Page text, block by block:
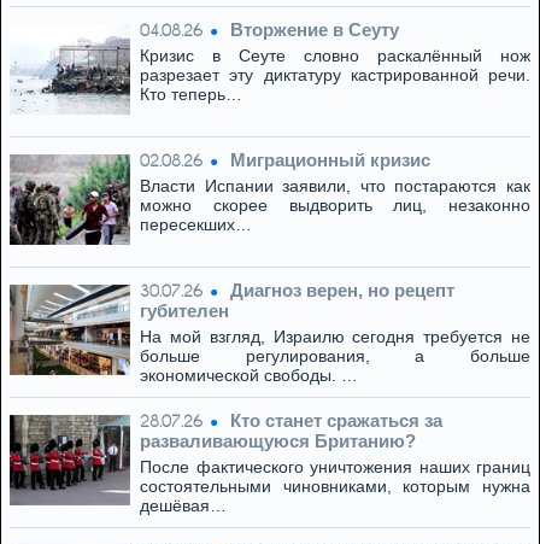
04.08.26 Вторжение в Сеуту
Кризис в Сеуте словно раскалённый нож
разрезает эту диктатуру кастрированной речи.
Кто теперь…
02.08.26 Миграционный кризис
Власти Испании заявили, что постараются как
можно скорее выдворить лиц, незаконно
пересекших…
30.07.26
Диагноз верен, но рецепт
губителен
На мой взгляд, Израилю сегодня требуется не
больше регулирования, а больше
экономической свободы. …
28.07.26
Кто станет сражаться за
разваливающуюся Британию?
После фактического уничтожения наших границ
состоятельными чиновниками, которым нужна
дешёвая…